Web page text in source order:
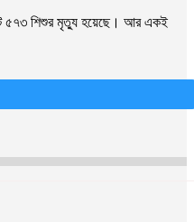
৫৭৩ শিশুর মৃত্যু হয়েছে। আর একই